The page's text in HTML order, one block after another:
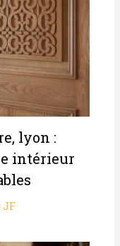
lyon :
intérieur
JF